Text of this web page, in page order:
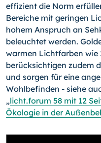
effizient die Norm
Bereiche mit geringen
hohem Anspruch an
beleuchtet werden.
warmen Lichtfarben wie
berücksichtigen zudem
und sorgen für eine
Wohlbefinden - siehe
„licht.forum 58 mit 12
Ökologie in der